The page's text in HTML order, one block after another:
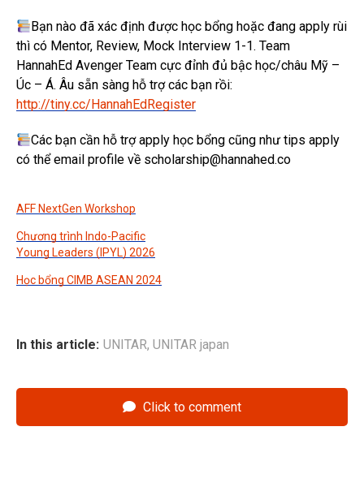
Bạn nào đã xác định được học bổng hoặc đang apply rùi
thì có Mentor, Review, Mock Interview 1-1. Team
HannahEd Avenger Team cực đỉnh đủ bậc học/châu Mỹ –
Úc – Á. Âu sẵn sàng hỗ trợ các bạn rồi:
http://tiny.cc/HannahEdRegister
Các bạn cần hỗ trợ apply học bổng cũng như tips apply
có thể email profile về scholarship@hannahed.co
AFF NextGen Workshop
Chương trình Indo-Pacific
Young Leaders (IPYL) 2026
Học bổng CIMB ASEAN 2024
In this article: UNITAR, UNITAR japan
Click to comment